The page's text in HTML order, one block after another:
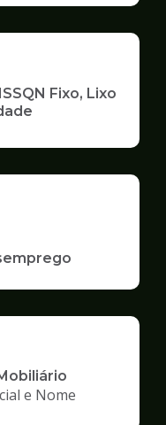
Fixo, Lixo
e Nome